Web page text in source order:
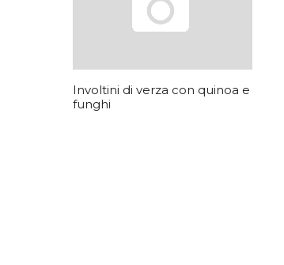
Involtini di verza con quinoa e
funghi